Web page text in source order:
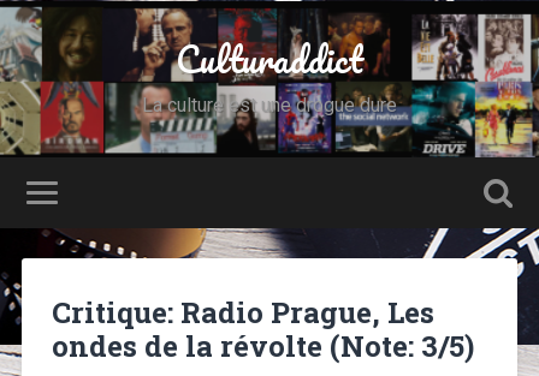
Culturaddict
La culture est une drogue dure
Critique: Radio Prague, Les
ondes de la révolte (Note: 3/5)